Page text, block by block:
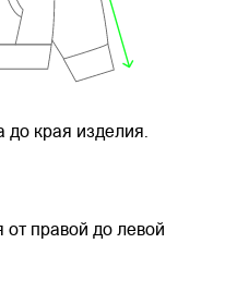
до края изделия.
правой до левой